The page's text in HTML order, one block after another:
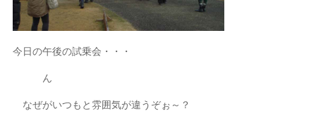
今日の午後の試乗会・・・
ん
なぜがいつもと雰囲気が違うぞぉ～？